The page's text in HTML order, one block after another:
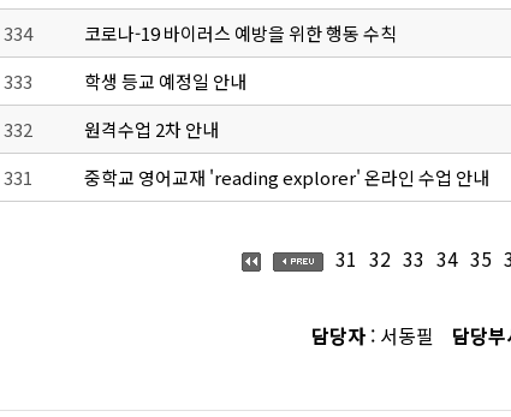
334
코로나-19 바이러스 예방을 위한 행동 수칙
333
학생 등교 예정일 안내
332
원격수업 2차 안내
331
중학교 영어교재 'reading explorer' 온라인 수업 안내
31 32 33 34 35
담당자 : 서동필 담당부